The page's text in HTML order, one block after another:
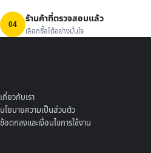
04 ร้านค้าที่ตรวจสอบแล้ว
เลือกซื้อได้อย่างมั่นใจ
เกี่ยวกับเรา
นโยบายความเป็นส่วนตัว
ข้อตกลงและเงื่อนไขการใช้งาน